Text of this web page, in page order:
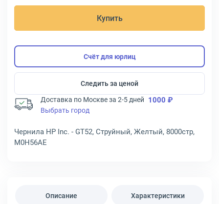
Купить
Счёт для юрлиц
Следить за ценой
Доставка по Москве за 2-5 дней 1000 ₽
Выбрать город
Чернила HP Inc. - GT52, Струйный, Желтый, 8000стр,
M0H56AE
Описание Характеристики